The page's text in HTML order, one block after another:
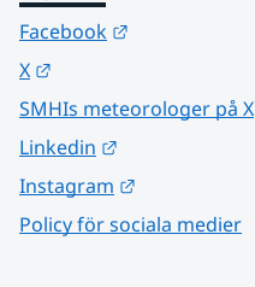
Facebook
X
SMHIs meteorologer på X
Linkedin
Instagram
Policy för sociala medier